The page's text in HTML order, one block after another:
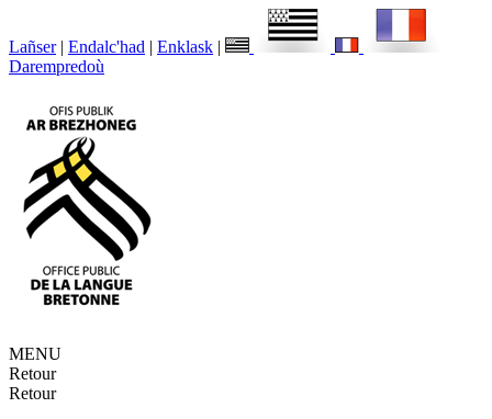
Lañser | Endalc'had | Enklask |
Darempredoù
MENU
Retour
Retour